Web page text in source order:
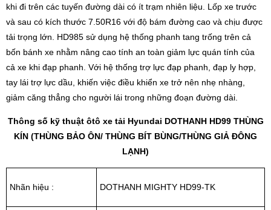
khi đi trên các tuyến đường dài có ít trạm nhiên liệu. Lốp xe trước
và sau có kích thước 7.50R16 với độ bám đường cao và chịu được
tải trọng lớn. HD985 sử dụng hệ thống phanh tang trống trên cả
bốn bánh xe nhằm nâng cao tính an toàn giảm lực quán tính của
cả xe khi đạp phanh. Với hệ thống trợ lực đạp phanh, đạp ly hợp,
tay lái trợ lực dầu, khiến việc điều khiển xe trở nên nhẹ nhàng,
giảm căng thẳng cho người lái trong những đoạn đường dài.
Thông số kỹ thuật ôtô xe tải Hyundai DOTHANH HD99 THÙNG
KÍN (THÙNG BẢO ÔN/ THÙNG BÍT BÙNG/THÙNG GIẢ ĐÔNG
LẠNH)
Nhãn hiệu : DOTHANH MIGHTY HD99-TK